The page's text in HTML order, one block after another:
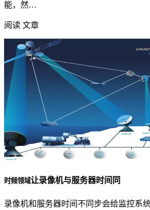
能，然…
阅读 文章
时频领域让录像机与服务器时间同
录像机和服务器时间不同步会给监控系